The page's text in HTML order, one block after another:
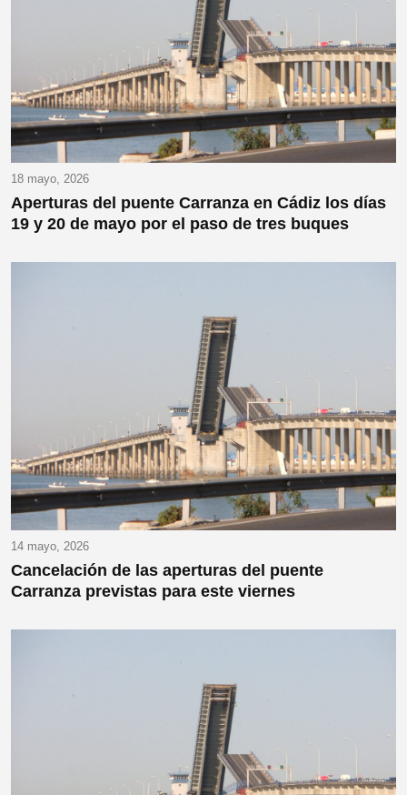
18 mayo, 2026
Aperturas del puente Carranza en Cádiz los días
19 y 20 de mayo por el paso de tres buques
14 mayo, 2026
Cancelación de las aperturas del puente
Carranza previstas para este viernes